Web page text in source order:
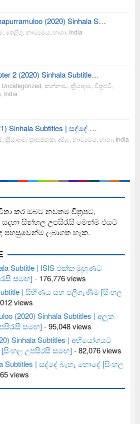
(2020) Sinhala S…
තෙළිගු නාට්‍යමය භාශා India
2 (2020) Sinhala Subtitle…
Uncategorized කන්නාඩ ක්‍රියාදාම චිත්‍රපටි
India
Sinhala Subtitles | සද්දේ …
ක්‍රියාදාම ත්‍රාසජනක දමිළ නාට්‍යමය භාශා India
කර ඔබට නවතම චිත්‍රපට,
සින්හල උපසිරැසි මෙන්ම එයට
පහසුවෙන්ම ලබාගත හැක.
Subtitle | ISIS එක්ක මුහුණට
සමඟ]- 176,776 views
Subtitle | සිහිණය සහ පලිගැණීම [සිංහල
views
(2020) Sinhala Subtitles | අලුත
සමඟ]- 95,048 views
Sinhala Subtitles | අභියෝගයට
උපසිරසි සමඟ]- 82,076 views
Subtitles | සද්දේ බැහැ හොදේ [සිංහල
views